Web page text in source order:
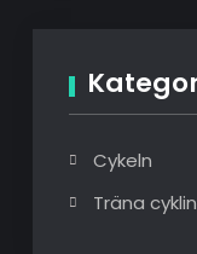
Cykeln
Träna